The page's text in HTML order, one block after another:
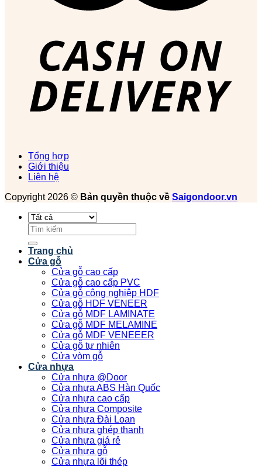
Tổng hợp
Giới thiệu
Liên hệ
Copyright 2026 © Bản quyền thuộc về Saigondoor.vn
Tìm
kiếm:
Trang chủ
Cửa gỗ
Cửa gỗ cao cấp
Cửa gỗ cao cấp PVC
Cửa gỗ công nghiệp HDF
Cửa gỗ HDF VENEER
Cửa gỗ MDF LAMINATE
Cửa gỗ MDF MELAMINE
Cửa gỗ MDF VENEEER
Cửa gỗ tự nhiên
Cửa vòm gỗ
Cửa nhựa
Cửa nhựa @Door
Cửa nhựa ABS Hàn Quốc
Cửa nhựa cao cấp
Cửa nhựa Composite
Cửa nhựa Đài Loan
Cửa nhựa ghép thanh
Cửa nhựa giá rẻ
Cửa nhựa gỗ
Cửa nhựa lõi thép